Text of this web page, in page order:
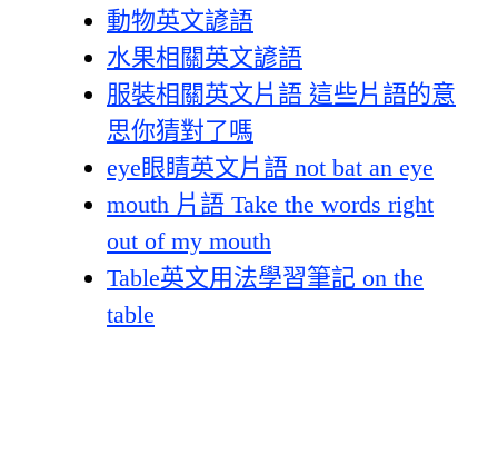
動物英文諺語
水果相關英文諺語
服裝相關英文片語 這些片語的意
思你猜對了嗎
eye眼睛英文片語 not bat an eye
mouth 片語 Take the words right
out of my mouth
Table英文用法學習筆記 on the
table